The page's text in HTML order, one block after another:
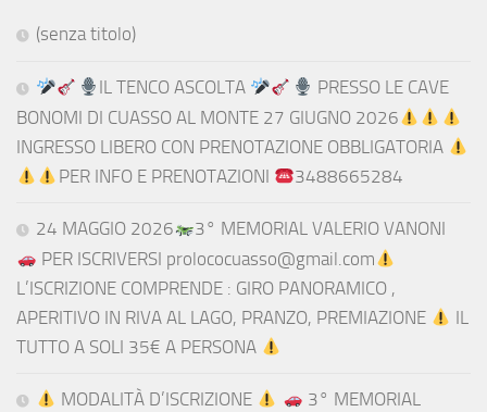
(senza titolo)
IL TENCO ASCOLTA
PRESSO LE CAVE
BONOMI DI CUASSO AL MONTE 27 GIUGNO 2026
INGRESSO LIBERO CON PRENOTAZIONE OBBLIGATORIA
PER INFO E PRENOTAZIONI
3488665284
24 MAGGIO 2026
3° MEMORIAL VALERIO VANONI
PER ISCRIVERSI prolococuasso@gmail.com
L’ISCRIZIONE COMPRENDE : GIRO PANORAMICO ,
APERITIVO IN RIVA AL LAGO, PRANZO, PREMIAZIONE
IL
TUTTO A SOLI 35€ A PERSONA
MODALITÀ D’ISCRIZIONE
3° MEMORIAL